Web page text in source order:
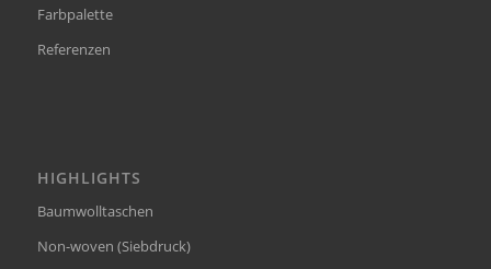
Farbpalette
Referenzen
HIGHLIGHTS
Baumwolltaschen
Non-woven (Siebdruck)